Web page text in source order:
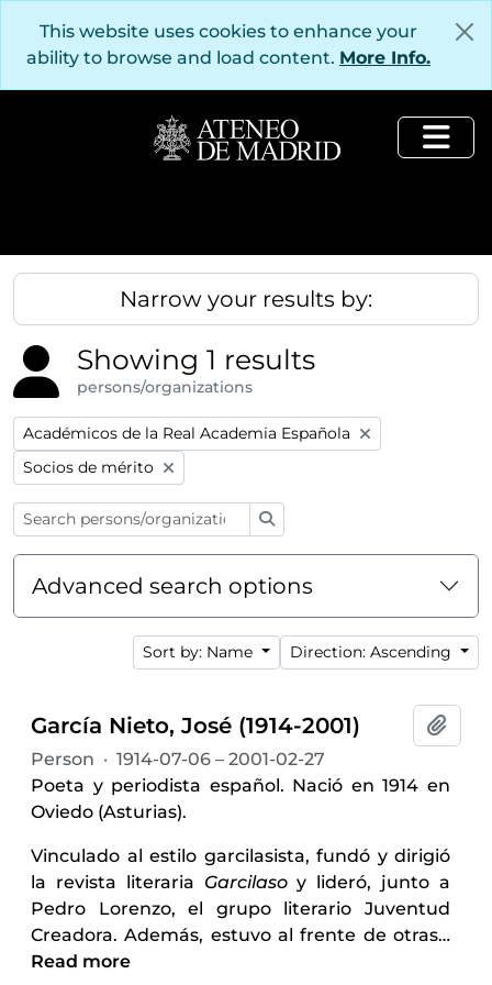
This website uses cookies to enhance your
ability to browse and load content. More Info.
Narrow your results by:
Showing 1 results
persons/organizations
Remove filter:
Académicos de la Real Academia Española
Remove filter:
Socios de mérito
Advanced search options
Sort by: Name Direction: Ascending
García Nieto, José (1914-2001)
Person · 1914-07-06 – 2001-02-27
Poeta y periodista español. Nació en 1914 en
Oviedo (Asturias).
Vinculado al estilo garcilasista, fundó y dirigió
la revista literaria Garcilasoy lideró, junto a
Pedro Lorenzo, el grupo literario Juventud
Creadora. Además, estuvo al frente de otras…
Read more